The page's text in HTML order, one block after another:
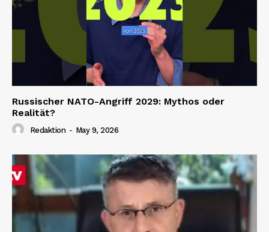
Russischer NATO-Angriff 2029: Mythos oder
Realität?
Redaktion - May 9, 2026